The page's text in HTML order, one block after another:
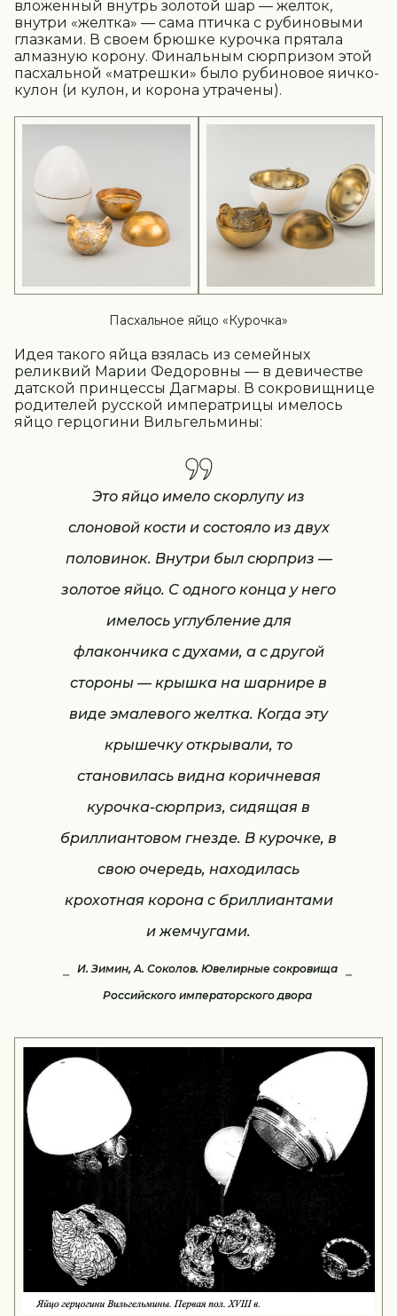
вложенный внутрь золотой шар — желток,
внутри «желтка» — сама птичка с рубиновыми
глазками. В своем брюшке курочка прятала
алмазную корону. Финальным сюрпризом этой
пасхальной «матрешки» было рубиновое яичко-
кулон (и кулон, и корона утрачены).
Пасхальное яйцо «Курочка»
Идея такого яйца взялась из семейных
реликвий Марии Федоровны — в девичестве
датской принцессы Дагмары. В сокровищнице
родителей русской императрицы имелось
яйцо герцогини Вильгельмины:
Это яйцо имело скорлупу из
слоновой кости и состояло из двух
половинок. Внутри был сюрприз —
золотое яйцо. С одного конца у него
имелось углубление для
флакончика с духами, а с другой
стороны — крышка на шарнире в
виде эмалевого желтка. Когда эту
крышечку открывали, то
становилась видна коричневая
курочка-сюрприз, сидящая в
бриллиантовом гнезде. В курочке, в
свою очередь, находилась
крохотная корона с бриллиантами
и жемчугами.
И. Зимин, А. Соколов. Ювелирные сокровища
Российского императорского двора